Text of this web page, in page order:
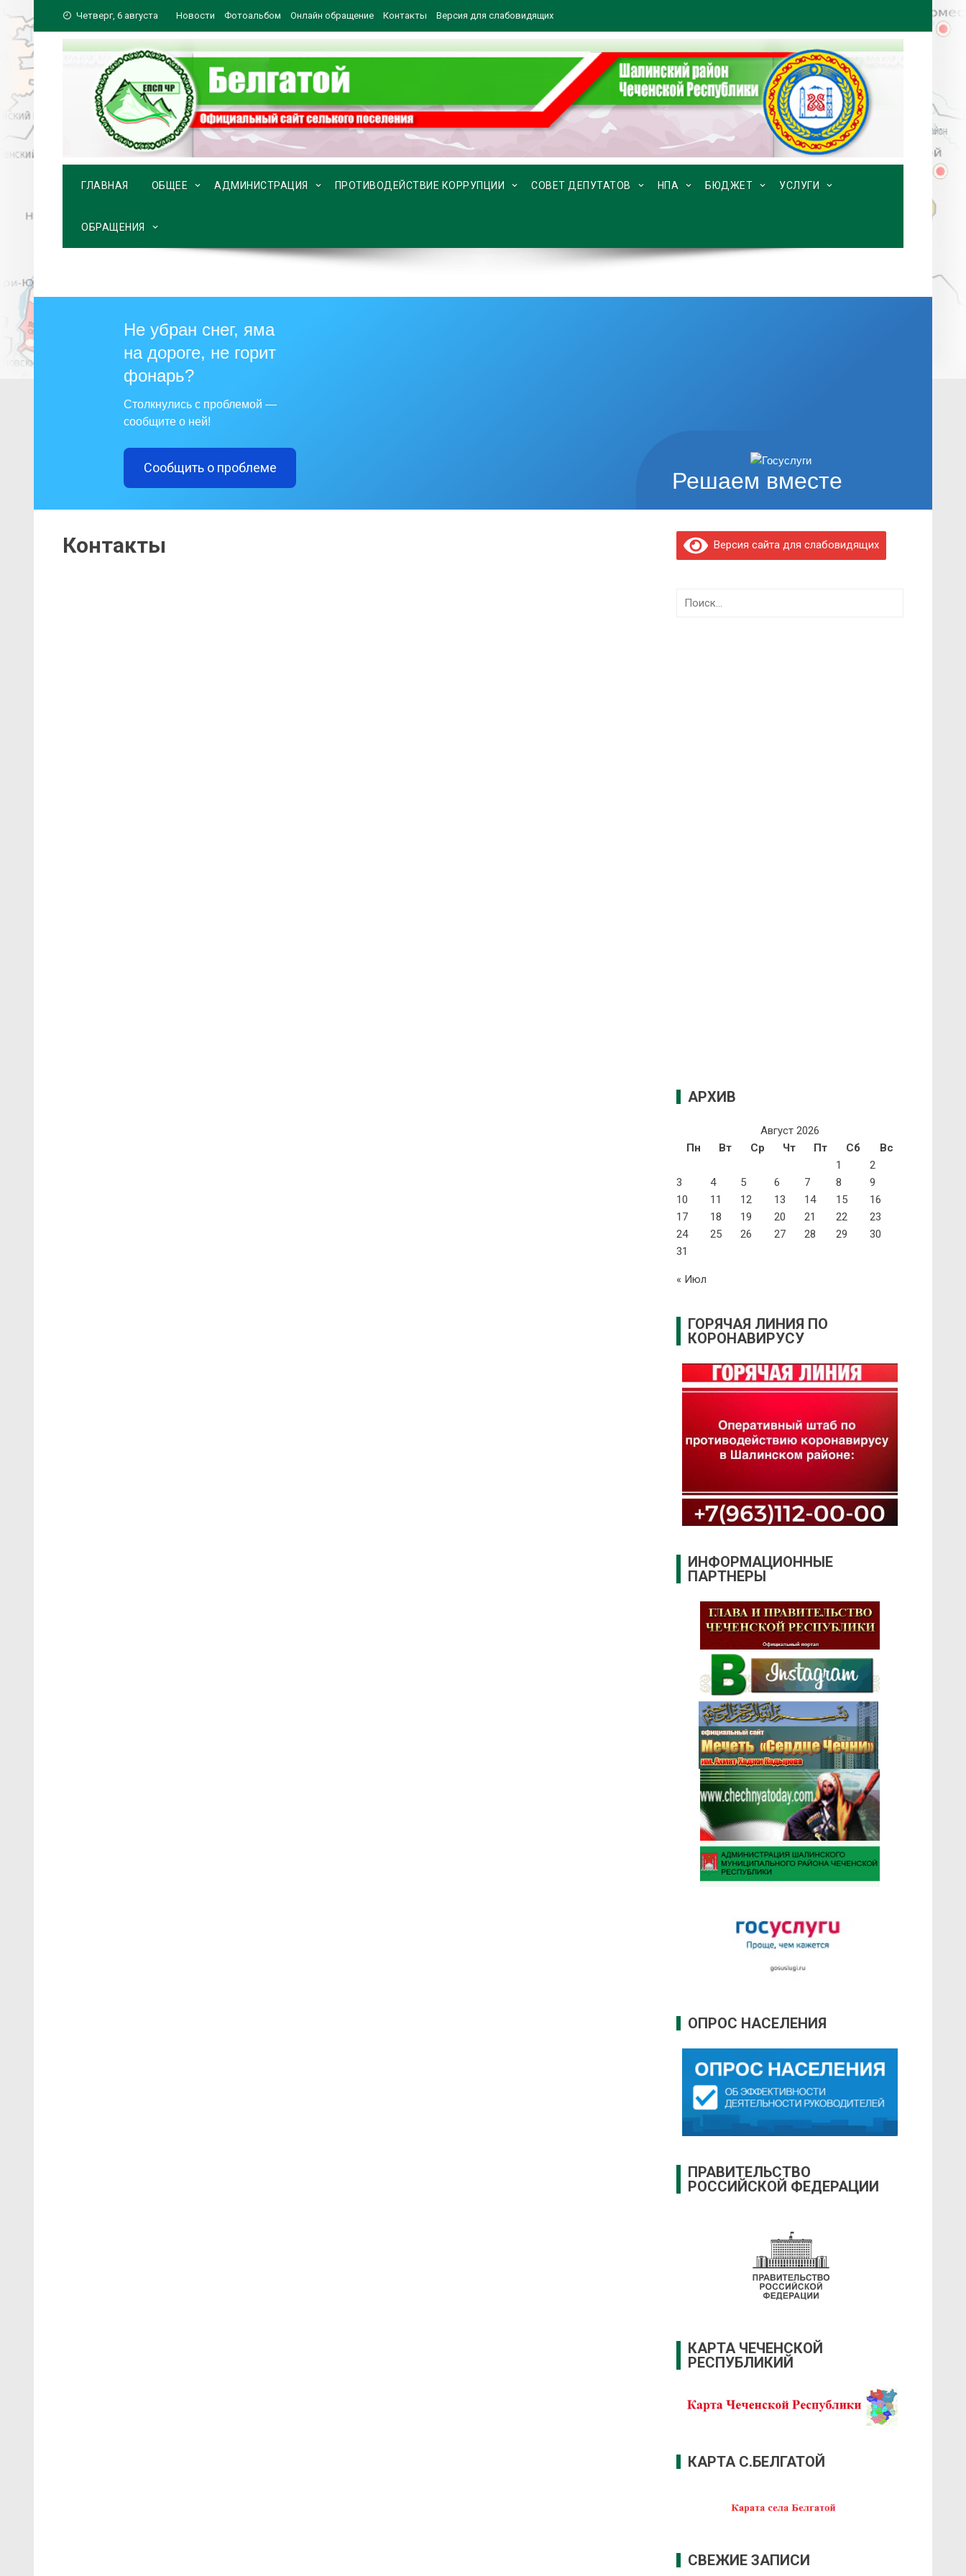
к
содержимому
Четверг, 6 августа Новости Фотоальбом Онлайн обращение Контакты Версия для слабовидящих
ГЛАВНАЯ ОБЩЕЕ АДМИНИСТРАЦИЯ ПРОТИВОДЕЙСТВИЕ КОРРУПЦИИ СОВЕТ ДЕПУТАТОВ НПА БЮДЖЕТ УСЛУГИ
ОБРАЩЕНИЯ
Решаем вместе
Не убран снег, яма
на дороге, не горит
фонарь?
Столкнулись с проблемой —
сообщите о ней!
Сообщить о проблеме
Контакты Версия сайта для слабовидящих
Найти:
АРХИВ
Август 2026
Пн
Вт Ср Чт Пт Сб
Вс
1
2
3
4 5 6 7 8
9
10
11 12 13 14 15
16
17
18 19 20 21 22
23
24
25 26 27 28 29
30
31
« Июл
ГОРЯЧАЯ ЛИНИЯ ПО
КОРОНАВИРУСУ
ИНФОРМАЦИОННЫЕ
ПАРТНЕРЫ
ОПРОС НАСЕЛЕНИЯ
ПРАВИТЕЛЬСТВО
РОССИЙСКОЙ ФЕДЕРАЦИИ
КАРТА ЧЕЧЕНСКОЙ
РЕСПУБЛИКИЙ
КАРТА С.БЕЛГАТОЙ
СВЕЖИЕ ЗАПИСИ